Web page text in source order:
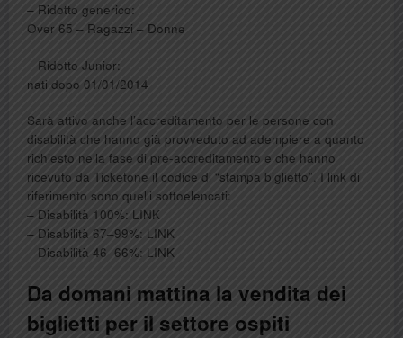
– Ridotto generico:
Over 65 – Ragazzi – Donne
– Ridotto Junior:
nati dopo 01/01/2014
Sarà attivo anche l’accreditamento per le persone con
disabilità che hanno già provveduto ad adempiere a quanto
richiesto nella fase di pre-accreditamento e che hanno
ricevuto da Ticketone il codice di “stampa biglietto”. I link di
riferimento sono quelli sottoelencati:
– Disabilità 100%: LINK
– Disabilità 67–99%: LINK
– Disabilità 46–66%: LINK
Da domani mattina la vendita dei
biglietti per il settore ospiti